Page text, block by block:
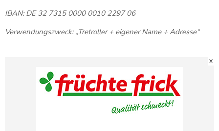
IBAN: DE 32 7315 0000 0010 2297 06
Verwendungszweck: „Tretroller + eigener Name + Adresse“
X